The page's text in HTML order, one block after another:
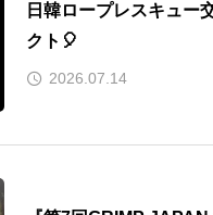
日韓ロープレスキュー
クト🎈
2026.07.14